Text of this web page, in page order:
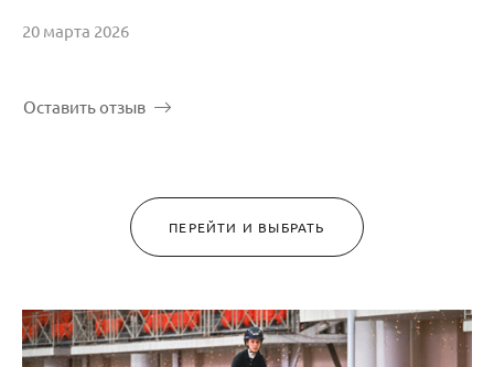
20 марта 2026
Оставить отзыв
ПЕРЕЙТИ И ВЫБРАТЬ